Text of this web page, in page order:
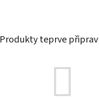
Produkty teprve